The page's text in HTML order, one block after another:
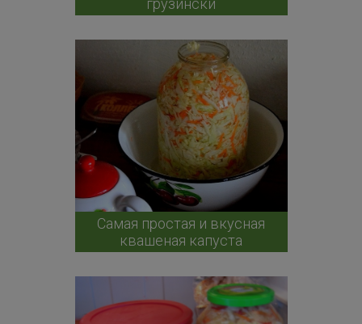
грузински
Самая простая и вкусная
квашеная капуста